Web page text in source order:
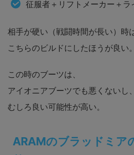
征服者＋リフトメーカー＋ラ
相手が硬い（戦闘時間が長い）時は
こちらのビルドにしたほうが良い。
この時のブーツは、
アイオニアブーツでも悪くないし、
むしろ良い可能性が高い。
ARAMのブラッドミア